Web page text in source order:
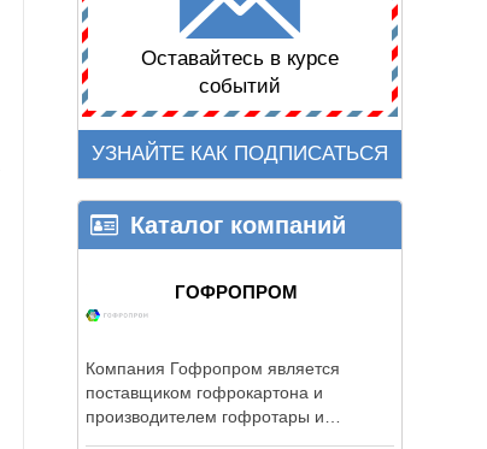
Оставайтесь в курсе
событий
УЗНАЙТЕ КАК ПОДПИСАТЬСЯ
Каталог компаний
ГОФРОПРОМ
Компания Гофропром является
поставщиком гофрокартона и
производителем гофротары и